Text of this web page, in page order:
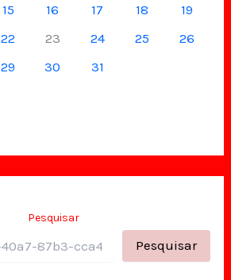
15 16 17 18
19
22 23 24 25
26
29 30 31
Pesquisar
Pesquisar